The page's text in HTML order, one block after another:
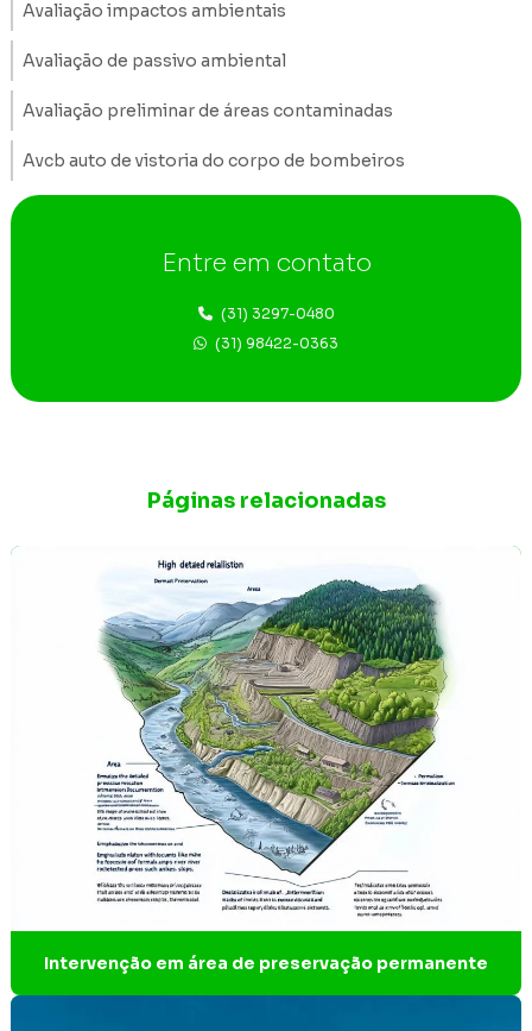
Avaliação impactos ambientais
Avaliação de passivo ambiental
Avaliação preliminar de áreas contaminadas
Avcb auto de vistoria do corpo de bombeiros
Consultoria ambiental Belo Horizonte
Consultoria ambiental em Betim
Consultoria fauna e flora Belo Horizonte
Consultoria e licenciamento ambiental
Curso NR 20 preço
Declaração de intervenção em área de preservação
permanente
EIA estudo de impacto ambiental
EIV ambiental
Elaboração de estudos de impacto
Elaboração de plano de intervenção ambiental
Empresa de análise de água
Empresa engenharia ambiental
Entre em contato
(31) 3297-0480
(31) 98422-0363
Páginas relacionadas
Intervenção em área de preservação permanente